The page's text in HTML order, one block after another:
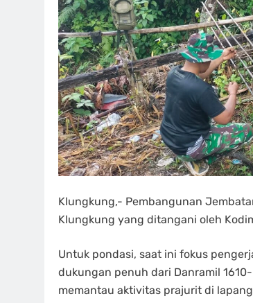
Klungkung,- Pembangunan
Klungkung yang ditangani oleh
Untuk pondasi, saat ini fokus
dukungan penuh dari Danramil
memantau aktivitas prajurit di